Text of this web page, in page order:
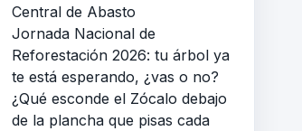
Central de Abasto
Jornada Nacional de
Reforestación 2026: tu árbol ya
te está esperando, ¿vas o no?
¿Qué esconde el Zócalo debajo
de la plancha que pisas cada